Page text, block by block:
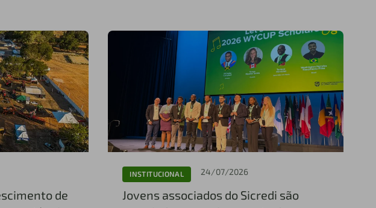
de
INSTITUCIONAL 24/07/2026
Jovens associados do Sicredi são